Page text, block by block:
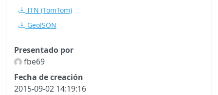
ITN (TomTom)
GeoJSON
Presentado por
fbe69
Fecha de creación
2015-09-02 14:19:16